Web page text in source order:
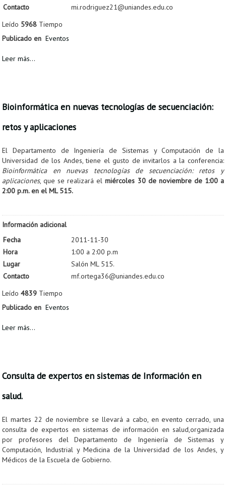
Contacto
mi.rodriguez21@uniandes.edu.co
Leído 5968 Tiempo
Publicado en Eventos
Leer más...
Bioinformática en nuevas tecnologías de secuenciación:
retos y aplicaciones
El Departamento de Ingeniería de Sistemas y Computación de la
Universidad de los Andes, tiene el gusto de invitarlos a la conferencia:
Bioinformática en nuevas tecnologías de secuenciación: retos y
aplicaciones, que se realizará elmiércoles 30 de noviembre de 1:00 a
2:00 p.m. en el ML 515.
Información adicional
Fecha
2011-11-30
Hora
1:00 a 2:00 p.m
Lugar
Salón ML 515.
Contacto
mf.ortega36@uniandes.edu.co
Leído 4839 Tiempo
Publicado en Eventos
Leer más...
Consulta de expertos en sistemas de Información en
salud.
El martes 22 de noviembre se llevará a cabo, en evento cerrado, una
consulta de expertos en sistemas de información en salud,organizada
por profesores del Departamento de Ingeniería de Sistemas y
Computación, Industrial y Medicina de la Universidad de los Andes, y
Médicos de la Escuela de Gobierno.